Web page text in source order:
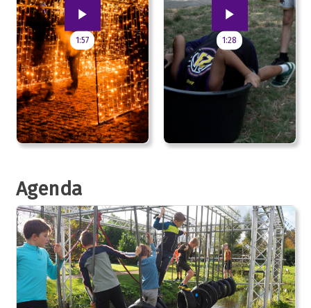
1:57 1:28
Agenda